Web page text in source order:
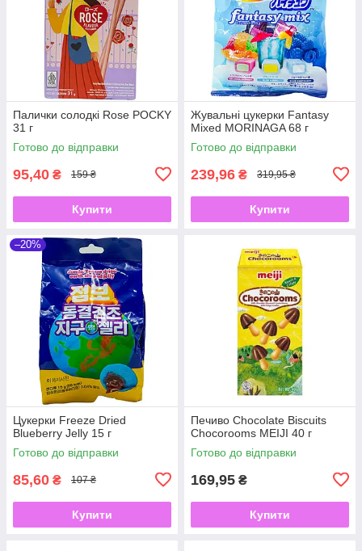
Палички солодкі Rose POCKY
31 г
Готово до відправки
95,40 ₴ 159 ₴
Купити
Жувальні цукерки Fantasy
Mixed MORINAGA 68 г
Готово до відправки
239,96 ₴ 319,95 ₴
Купити
–20%
Цукерки Freeze Dried
Blueberry Jelly 15 г
Готово до відправки
85,60 ₴ 107 ₴
Купити
Печиво Chocolate Biscuits
Chocorooms MEIJI 40 г
Готово до відправки
169,95 ₴
Купити